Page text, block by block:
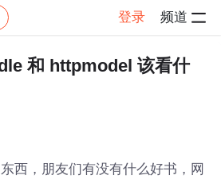
登录 频道
帖子详情
和 httpmodel 该看什
西，朋友们有没有什么好书，网